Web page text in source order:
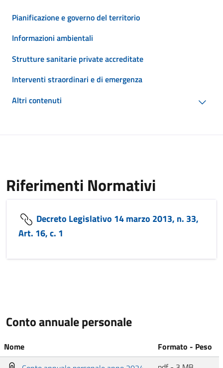
Pianificazione e governo del territorio
Informazioni ambientali
Strutture sanitarie private accreditate
Interventi straordinari e di emergenza
Altri contenuti
Riferimenti Normativi
Decreto Legislativo 14 marzo 2013, n. 33,
Art. 16, c. 1
Conto annuale personale
Nome
Formato - Peso